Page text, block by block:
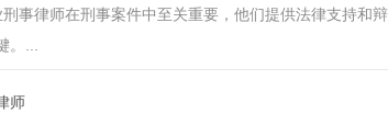
刑事律师在刑事案件中至关重要，他们提供法律支持和
。...
师